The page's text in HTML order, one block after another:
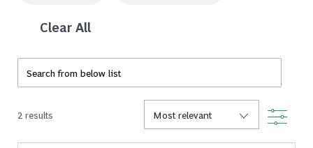
Clear All
Search from below list
2 results Filter